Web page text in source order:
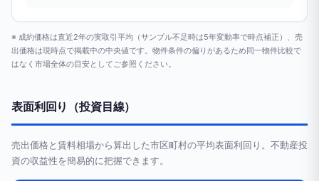
※ 成約価格は直近2年の実取引平均（サンプル不足時は5年変動率で時点補正）、売
出価格は現時点で掲載中の中央値です。物件条件の偏りがあるため同一物件比較で
はなく市場全体の目安としてご参照ください。
表面利回り（投資目線）
売出価格と賃料相場から算出した市区町村の平均表面利回り。不動産投
資の収益性を簡易的に把握できます。